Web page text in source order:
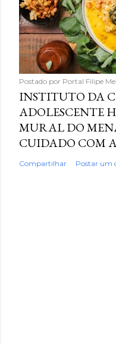
Postado por Portal Filipe
INSTITUTO DA
ADOLESCENTE
MURAL DO
CUIDADO COM
Compartilhar Postar um